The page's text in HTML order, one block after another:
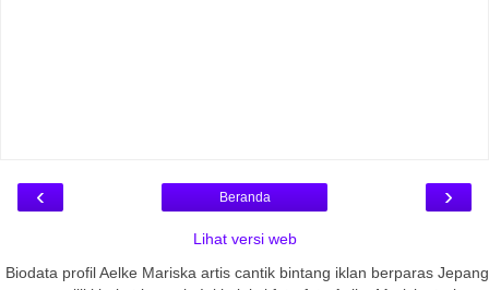
‹ ›
Beranda
Lihat versi web
Biodata profil Aelke Mariska artis cantik bintang iklan berparas Jepang